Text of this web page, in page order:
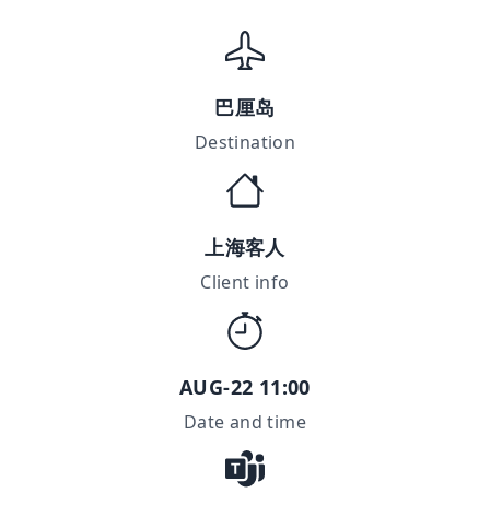
巴厘岛
Destination
上海客人
Client info
AUG-22 11:00
Date and time